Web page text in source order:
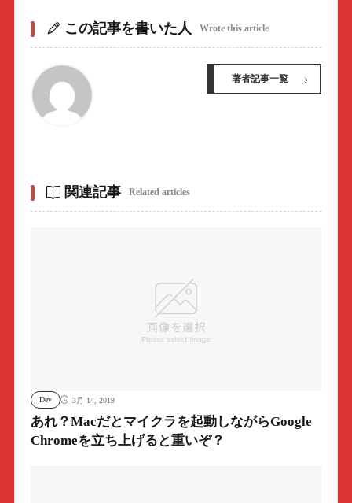
この記事を書いた人 Wrote this article
著者記事一覧
関連記事 Related articles
Dev 3月 14, 2019
あれ？Macだとマイクラを起動しながらGoogle
Chromeを立ち上げると重いぞ？